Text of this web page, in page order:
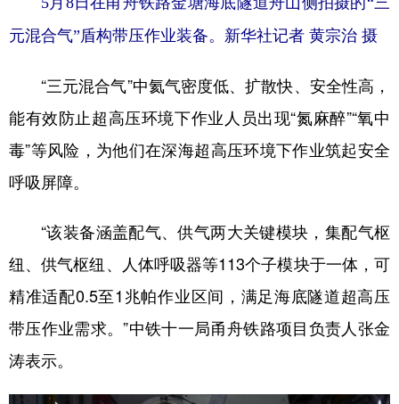
元混合气”盾构带压作业装备。 新华社记者 黄宗治 摄
“三元混合气”中氦气密度低、扩散快、安全性高，
能有效防止超高压环境下作业人员出现“氮麻醉”“氧中
毒”等风险，为他们在深海超高压环境下作业筑起安全
呼吸屏障。
“该装备涵盖配气、供气两大关键模块，集配气枢
纽、供气枢纽、人体呼吸器等113个子模块于一体，可
精准适配0.5至1兆帕作业区间，满足海底隧道超高压
带压作业需求。”中铁十一局甬舟铁路项目负责人张金
涛表示。